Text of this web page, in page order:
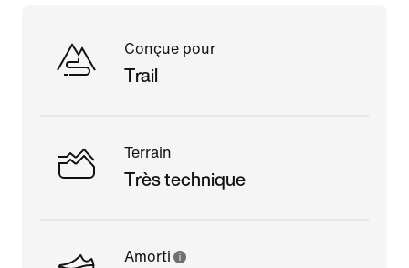
Conçue pour
Trail
Terrain
Très technique
Amorti